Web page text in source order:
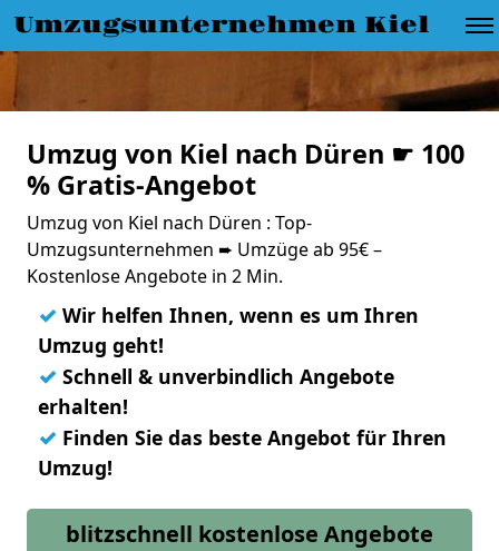
Umzugsunternehmen Kiel
Umzug von Kiel nach Düren ☛ 100
% Gratis-Angebot
Umzug von Kiel nach Düren : Top-
Umzugsunternehmen ➨ Umzüge ab 95€ –
Kostenlose Angebote in 2 Min.
✓ Wir helfen Ihnen, wenn es um Ihren
Umzug geht!
✓ Schnell & unverbindlich Angebote
erhalten!
✓ Finden Sie das beste Angebot für Ihren
Umzug!
blitzschnell kostenlose Angebote